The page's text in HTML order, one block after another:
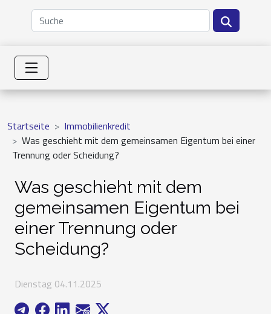
Startseite
Immobilienkredit
Was geschieht mit dem gemeinsamen Eigentum bei einer
Trennung oder Scheidung?
Was geschieht mit dem
gemeinsamen Eigentum bei
einer Trennung oder
Scheidung?
Dienstag 04.11.2025